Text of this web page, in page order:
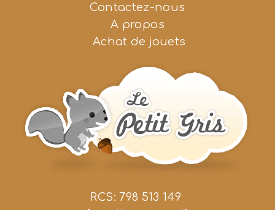
Contactez-nous
A propos
Achat de jouets
RCS: 798 513 149